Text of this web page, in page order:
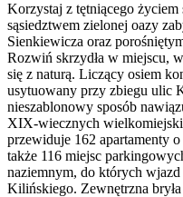
Korzystaj z tętniącego życiem
sąsiedztwem zielonej oazy
Sienkiewicza oraz
Rozwiń skrzydła w miejscu,
się z naturą. Liczący osiem
usytuowany przy zbiegu ulic
nieszablonowy sposób
XIX-wiecznych
przewiduje 162 apartamenty
także 116 miejsc
naziemnym, do których
Kilińskiego. Zewnętrzna